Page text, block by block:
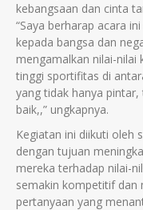
kebangsaan dan cinta
“Saya berharap acara
kepada bangsa dan
mengamalkan nilai-
tinggi sportifitas di
yang tidak hanya
baik,,” ungkapnya.
Kegiatan ini diikuti oleh
dengan tujuan
mereka terhadap nilai-
semakin kompetitif dan
pertanyaan yang